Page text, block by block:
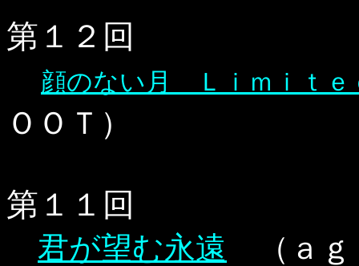
第１２回
顔のない月 Ｌｉｍｉｔ
ＯＯＴ）
第１１回
君が望む永遠 （ａｇ